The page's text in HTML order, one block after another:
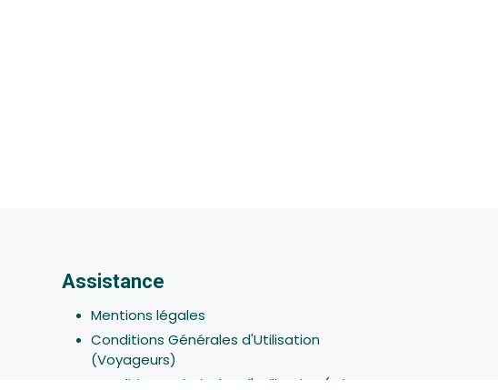
Assistance
Mentions légales
Conditions Générales d'Utilisation
(Voyageurs)
Conditions Générales d'Utilisation (Hôtes -